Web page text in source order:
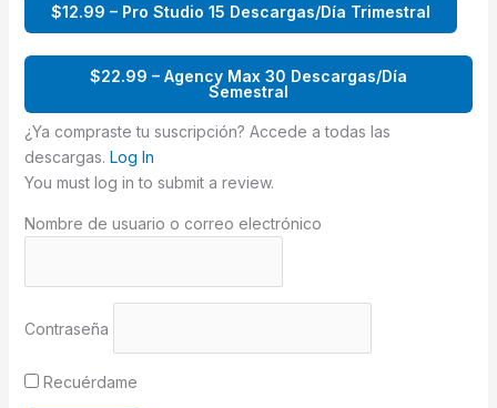
$12.99 – Pro Studio 15 Descargas/Día Trimestral
$22.99 – Agency Max 30 Descargas/Día
Semestral
¿Ya compraste tu suscripción? Accede a todas las
descargas. Log In
You must log in to submit a review.
Nombre de usuario o correo electrónico
Contraseña
Recuérdame